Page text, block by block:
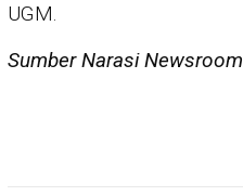
UGM.
Sumber Narasi Newsroom